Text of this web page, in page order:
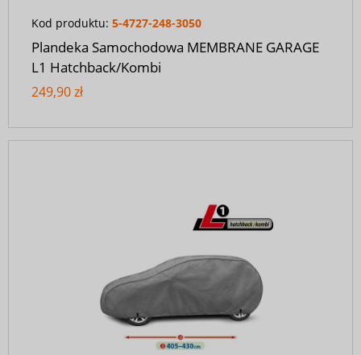
Kod produktu: 5-4727-248-3050
Plandeka Samochodowa MEMBRANE GARAGE
L1 Hatchback/Kombi
249,90 zł